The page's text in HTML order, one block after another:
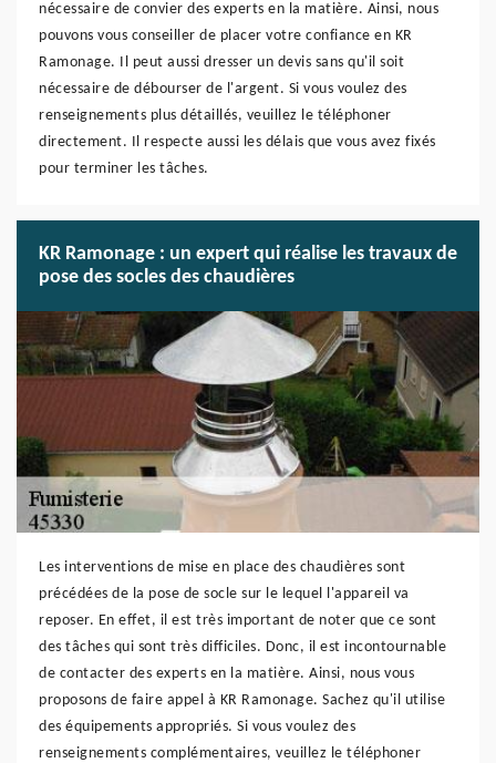
nécessaire de convier des experts en la matière. Ainsi, nous
pouvons vous conseiller de placer votre confiance en KR
Ramonage. Il peut aussi dresser un devis sans qu'il soit
nécessaire de débourser de l'argent. Si vous voulez des
renseignements plus détaillés, veuillez le téléphoner
directement. Il respecte aussi les délais que vous avez fixés
pour terminer les tâches.
KR Ramonage : un expert qui réalise les travaux de
pose des socles des chaudières
Les interventions de mise en place des chaudières sont
précédées de la pose de socle sur le lequel l'appareil va
reposer. En effet, il est très important de noter que ce sont
des tâches qui sont très difficiles. Donc, il est incontournable
de contacter des experts en la matière. Ainsi, nous vous
proposons de faire appel à KR Ramonage. Sachez qu'il utilise
des équipements appropriés. Si vous voulez des
renseignements complémentaires, veuillez le téléphoner